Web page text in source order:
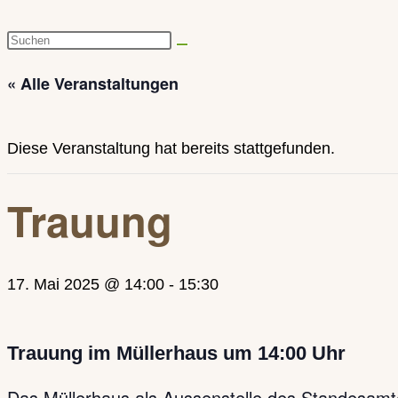
Diese
durchsuchen
« Alle Veranstaltungen
Diese Veranstaltung hat bereits stattgefunden.
Trauung
17. Mai 2025 @ 14:00 - 15:30
Trauung im Müllerhaus um 14:00 Uhr